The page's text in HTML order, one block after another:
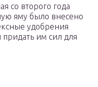
со второго года
яму было внесено
удобрения
придать им сил для